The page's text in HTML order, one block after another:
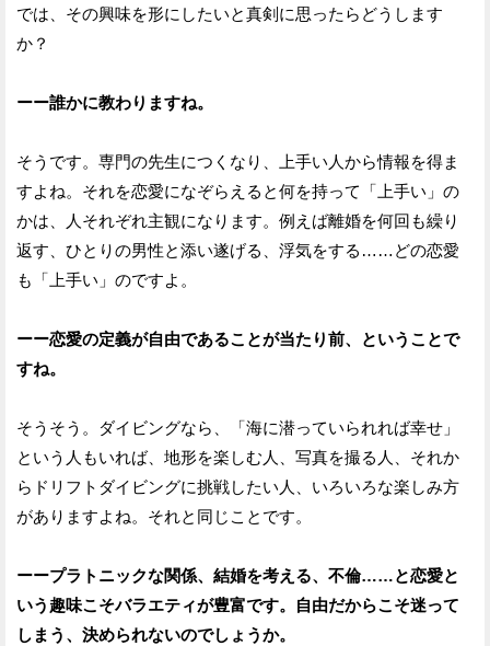
では、その興味を形にしたいと真剣に思ったらどうします
か？
ーー誰かに教わりますね。
そうです。専門の先生につくなり、上手い人から情報を得ま
すよね。それを恋愛になぞらえると何を持って「上手い」の
かは、人それぞれ主観になります。例えば離婚を何回も繰り
返す、ひとりの男性と添い遂げる、浮気をする……どの恋愛
も「上手い」のですよ。
ーー恋愛の定義が自由であることが当たり前、ということで
すね。
そうそう。ダイビングなら、「海に潜っていられれば幸せ」
という人もいれば、地形を楽しむ人、写真を撮る人、それか
らドリフトダイビングに挑戦したい人、いろいろな楽しみ方
がありますよね。それと同じことです。
ーープラトニックな関係、結婚を考える、不倫……と恋愛と
いう趣味こそバラエティが豊富です。自由だからこそ迷って
しまう、決められないのでしょうか。